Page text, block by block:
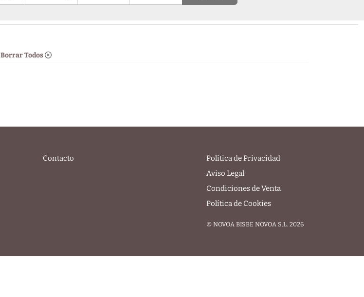
Borrar Todos
Contacto
Política de Privacidad
Aviso Legal
Condiciones de Venta
Política de Cookies
© NOVOA BISBE NOVOA S.L. 2026